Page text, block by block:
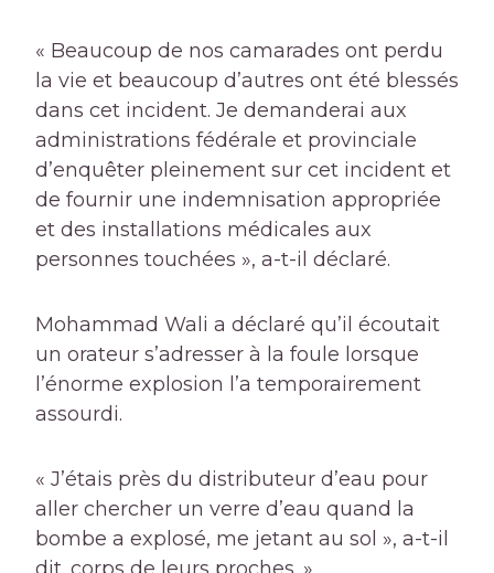
« Beaucoup de nos camarades ont perdu
la vie et beaucoup d’autres ont été blessés
dans cet incident. Je demanderai aux
administrations fédérale et provinciale
d’enquêter pleinement sur cet incident et
de fournir une indemnisation appropriée
et des installations médicales aux
personnes touchées », a-t-il déclaré.
Mohammad Wali a déclaré qu’il écoutait
un orateur s’adresser à la foule lorsque
l’énorme explosion l’a temporairement
assourdi.
« J’étais près du distributeur d’eau pour
aller chercher un verre d’eau quand la
bombe a explosé, me jetant au sol », a-t-il